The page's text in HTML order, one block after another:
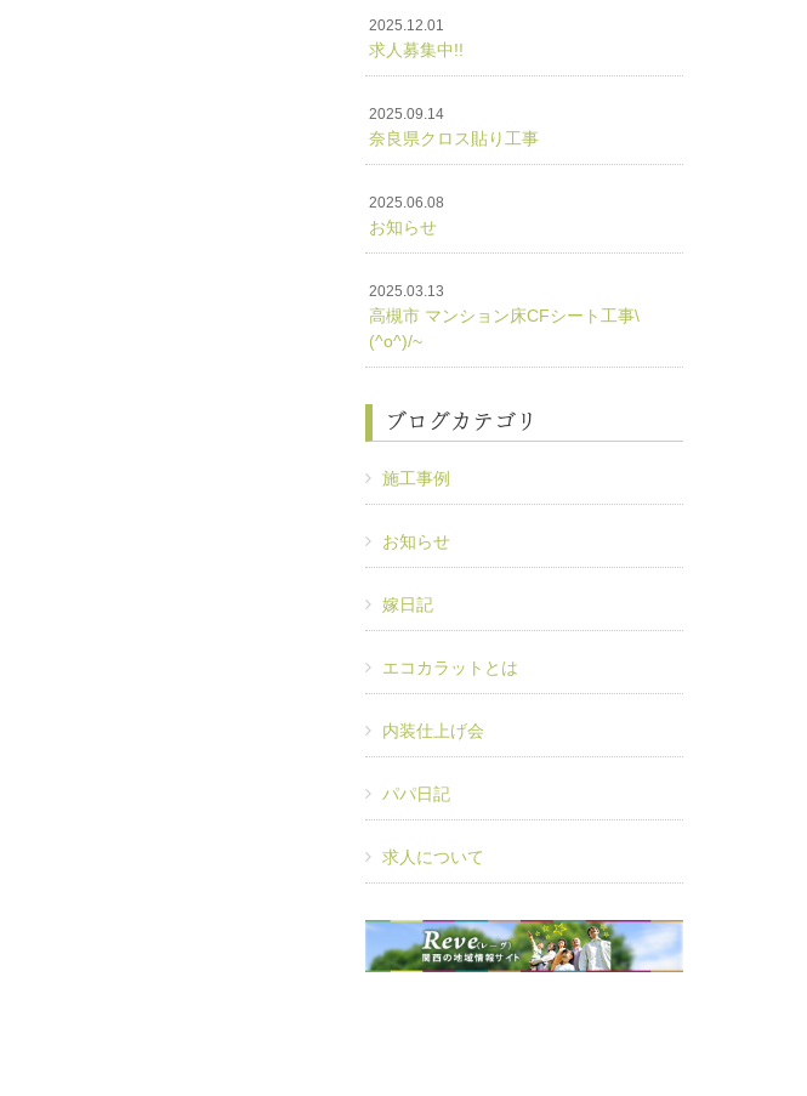
2025.12.01
求人募集中!!
2025.09.14
奈良県クロス貼り工事
2025.06.08
お知らせ
2025.03.13
高槻市 マンション床CFシート工事\
(^o^)/~
ブログカテゴリ
施工事例
お知らせ
嫁日記
エコカラットとは
内装仕上げ会
パパ日記
求人について